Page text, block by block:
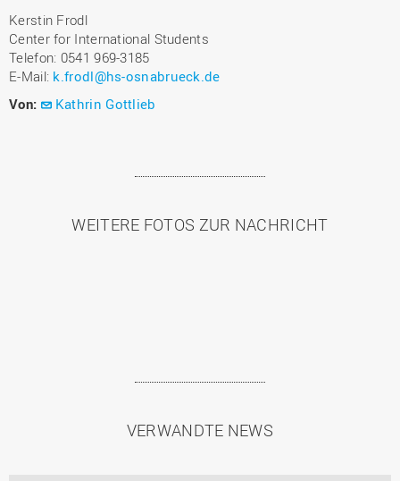
Kerstin Frodl
Center for International Students
Telefon: 0541 969-3185
E-Mail: k.frodl@hs-osnabrueck.de
Von:
Kathrin Gottlieb
WEITERE FOTOS ZUR NACHRICHT
VERWANDTE NEWS